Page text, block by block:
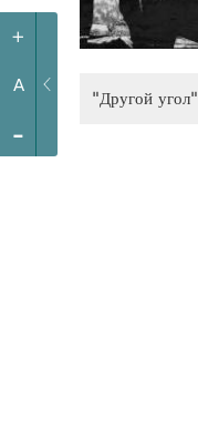
+
A
-
"Другой угол"